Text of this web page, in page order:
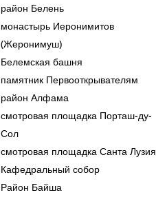
район Белень
монастырь Иеронимитов
(Жеронимуш)
Белемская башня
памятник Первооткрывателям
район Алфама
смотровая площадка Порташ-ду-
Сол
смотровая площадка Санта Лузия
Кафедральный собор
Район Байша